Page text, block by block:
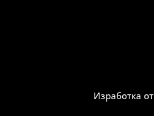
Изработка от